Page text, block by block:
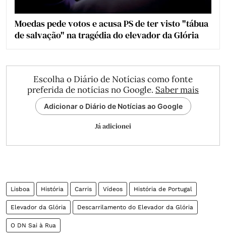
Moedas pede votos e acusa PS de ter visto "tábua
de salvação" na tragédia do elevador da Glória
Escolha o Diário de Notícias como fonte
preferida de notícias no Google. Saber mais
Adicionar o Diário de Notícias ao Google
Já adicionei
Lisboa História Carris Vídeos História de Portugal
Elevador da Glória Descarrilamento do Elevador da Glória
O DN Sai à Rua